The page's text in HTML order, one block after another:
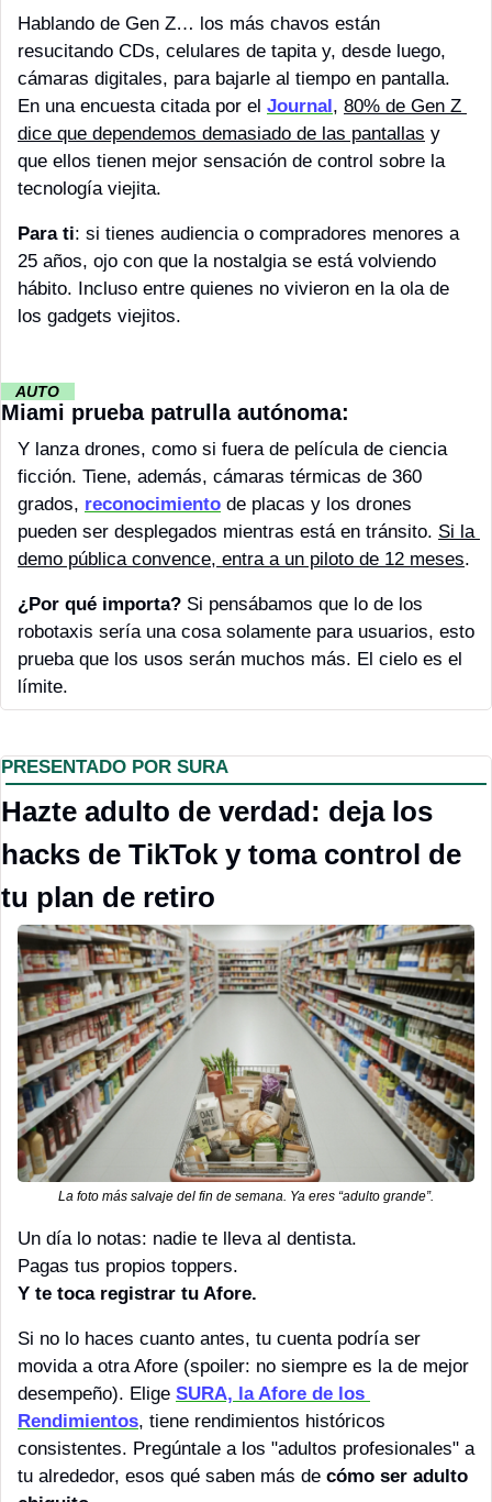
Hablando de Gen Z… los más chavos están
resucitando CDs, celulares de tapita y, desde luego,
cámaras digitales, para bajarle al tiempo en pantalla.
En una encuesta citada por el Journal, 80% de Gen Z
dice que dependemos demasiado de las pantallas y
que ellos tienen mejor sensación de control sobre la
tecnología viejita.
Para ti: si tienes audiencia o compradores menores a
25 años, ojo con que la nostalgia se está volviendo
hábito. Incluso entre quienes no vivieron en la ola de
los gadgets viejitos.
AUTO
Miami prueba patrulla autónoma:
Y lanza drones, como si fuera de película de ciencia
ficción. Tiene, además, cámaras térmicas de 360
grados, reconocimiento de placas y los drones
pueden ser desplegados mientras está en tránsito. Si la
demo pública convence, entra a un piloto de 12 meses
¿Por qué importa? Si pensábamos que lo de los
robotaxis sería una cosa solamente para usuarios, esto
prueba que los usos serán muchos más. El cielo es el
límite.
PRESENTADO POR SURA
Hazte adulto de verdad: deja los
hacks de TikTok y toma control de
tu plan de retiro
La foto más salvaje del fin de semana. Ya eres “adulto grande”.
Un día lo notas: nadie te lleva al dentista.
Pagas tus propios toppers.
Y te toca registrar tu Afore.
Si no lo haces cuanto antes, tu cuenta podría ser
movida a otra Afore (spoiler: no siempre es la de mejor
desempeño). Elige SURA, la Afore de los
Rendimientos, tiene rendimientos históricos
consistentes. Pregúntale a los "adultos profesionales" a
tu alrededor, esos qué saben más de cómo ser adulto